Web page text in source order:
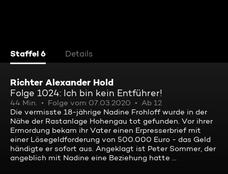
Staffel 6 Details
Richter Alexander Hold
Folge 1024: Ich bin kein Entführer!
44 Min. Folge vom 07.03.2020
Ab 12
Die vermisste 18-jährige Nadine Frohloff wurde in der
Nähe der Rastanlage Hohengau tot gefunden. Vor ihrer
Ermordung bekam ihr Vater einen Erpresserbrief mit
einer Lösegeldforderung von 500.000 Euro - das Geld
händigte er sofort aus. Angeklagt ist Peter Sommer, der
angeblich mit Nadine eine Beziehung hatte ...